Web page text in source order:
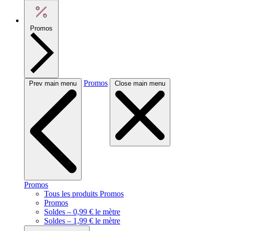
Promos
Prev main menu Promos Close main menu
Promos
Tous les produits Promos
Promos
Soldes – 0,99 € le mètre
Soldes – 1,99 € le mètre